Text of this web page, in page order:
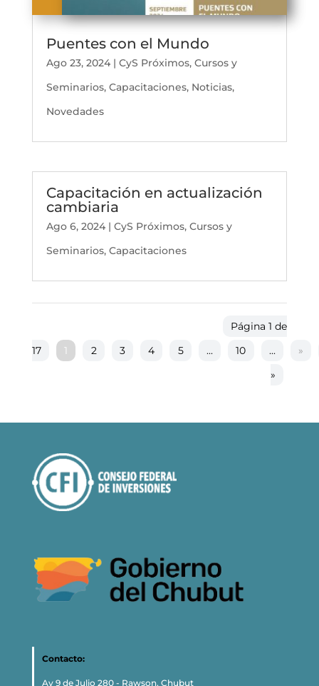
Puentes con el Mundo
Ago 23, 2024| CyS Próximos, Cursos y
Seminarios, Capacitaciones, Noticias,
Novedades
Capacitación en actualización
cambiaria
Ago 6, 2024| CyS Próximos, Cursos y
Seminarios, Capacitaciones
Página 1 de
17
1 2 3 4 5 ... 10 ...
»
»
Contacto:
Av 9 de Julio 280 - Rawson, Chubut